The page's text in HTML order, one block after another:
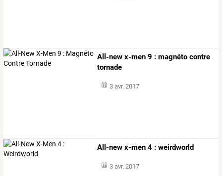
All-new x-men 9 : magnéto contre
tornade
3 avr. 2017
All-new x-men 4 : weirdworld
3 avr. 2017